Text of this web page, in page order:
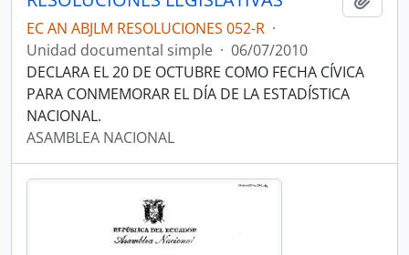
EC AN ABJLM RESOLUCIONES 052-R ·
Unidad documental simple · 06/07/2010
DECLARA EL 20 DE OCTUBRE COMO FECHA CÍVICA
PARA CONMEMORAR EL DÍA DE LA ESTADÍSTICA
NACIONAL.
ASAMBLEA NACIONAL